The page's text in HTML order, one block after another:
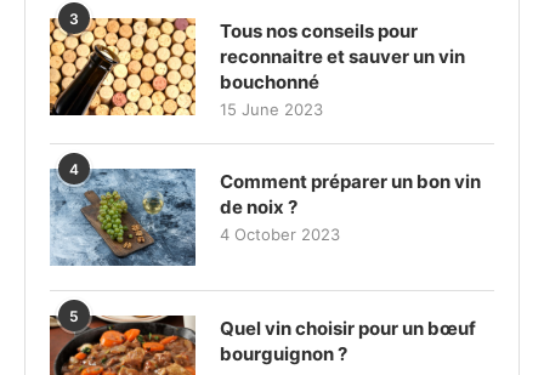
3
Tous nos conseils pour
reconnaitre et sauver un vin
bouchonné
15 June 2023
4
Comment préparer un bon vin
de noix ?
4 October 2023
5
Quel vin choisir pour un bœuf
bourguignon ?